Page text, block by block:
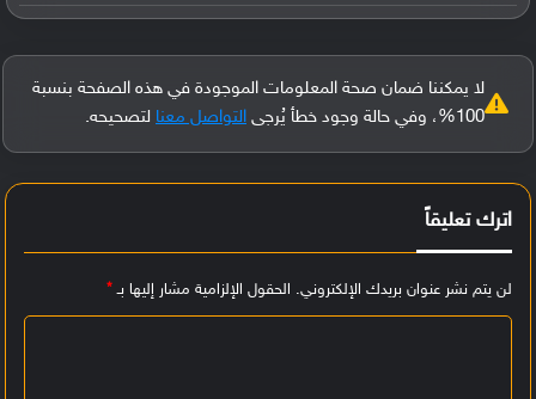
لا يمكننا ضمان صحة المعلومات الموجودة في هذه الصفحة بنسبة
100%، وفي حالة وجود خطأ يُرجى
التواصل معنا لتصحيحه.
اترك تعليقاً
لن يتم نشر عنوان بريدك الإلكتروني. الحقول الإلزامية مشار إليها بـ*